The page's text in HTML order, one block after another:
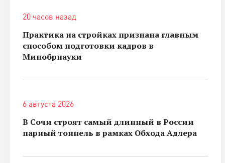
20 часов назад
Практика на стройках признана главным
способом подготовки кадров в
Минобрнауки
6 августа 2026
В Сочи строят самый длинный в России
парный тоннель в рамках Обхода Адлера